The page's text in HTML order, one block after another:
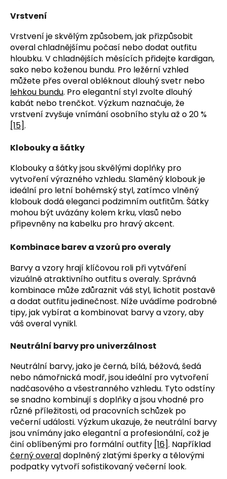
Vrstvení
Vrstvení je skvělým způsobem, jak přizpůsobit
overal chladnějšímu počasí nebo dodat outfitu
hloubku. V chladnějších měsících přidejte kardigan,
sako nebo koženou bundu. Pro ležérní vzhled
můžete přes overal obléknout dlouhý svetr nebo
lehkou bundu. Pro elegantní styl zvolte dlouhý
kabát nebo trenčkot. Výzkum naznačuje, že
vrstvení zvyšuje vnímání osobního stylu až o 20 %
[15].
Klobouky a šátky
Klobouky a šátky jsou skvělými doplňky pro
vytvoření výrazného vzhledu. Slaměný klobouk je
ideální pro letní bohémský styl, zatímco vlněný
klobouk dodá eleganci podzimním outfitům. Šátky
mohou být uvázány kolem krku, vlasů nebo
připevněny na kabelku pro hravý akcent.
Kombinace barev a vzorů pro overaly
Barvy a vzory hrají klíčovou roli při vytváření
vizuálně atraktivního outfitu s overaly. Správná
kombinace může zdůraznit váš styl, lichotit postavě
a dodat outfitu jedinečnost. Níže uvádíme podrobné
tipy, jak vybírat a kombinovat barvy a vzory, aby
váš overal vynikl.
Neutrální barvy pro univerzálnost
Neutrální barvy, jako je černá, bílá, béžová, šedá
nebo námořnická modř, jsou ideální pro vytvoření
nadčasového a všestranného vzhledu. Tyto odstíny
se snadno kombinují s doplňky a jsou vhodné pro
různé příležitosti, od pracovních schůzek po
večerní události. Výzkum ukazuje, že neutrální barvy
jsou vnímány jako elegantní a profesionální, což je
činí oblíbenými pro formální outfity [16]. Například
černý overaldoplněný zlatými šperky a tělovými
podpatky vytvoří sofistikovaný večerní look.